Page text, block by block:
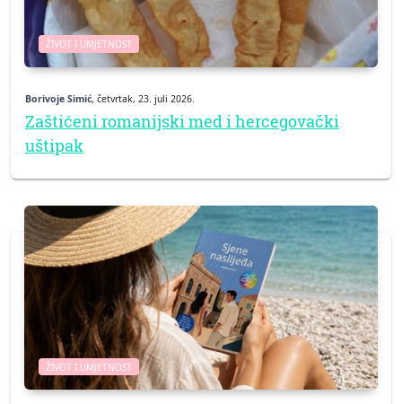
ŽIVOT I UMJETNOST
Borivoje Simić, četvrtak, 23. juli 2026.
Zaštićeni romanijski med i hercegovački
uštipak
ŽIVOT I UMJETNOST